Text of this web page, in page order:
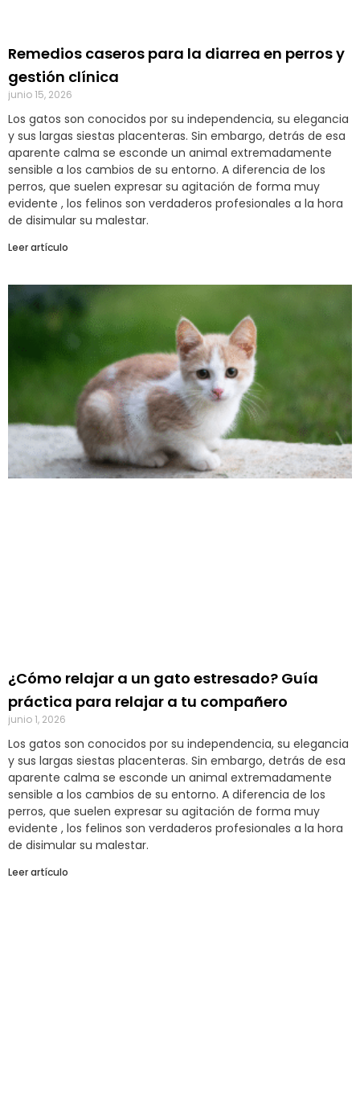
Remedios caseros para la diarrea en perros y
gestión clínica
junio 15, 2026
Los gatos son conocidos por su independencia, su elegancia
y sus largas siestas placenteras. Sin embargo, detrás de esa
aparente calma se esconde un animal extremadamente
sensible a los cambios de su entorno. A diferencia de los
perros, que suelen expresar su agitación de forma muy
evidente , los felinos son verdaderos profesionales a la hora
de disimular su malestar.
Leer artículo
¿Cómo relajar a un gato estresado? Guía
práctica para relajar a tu compañero
junio 1, 2026
Los gatos son conocidos por su independencia, su elegancia
y sus largas siestas placenteras. Sin embargo, detrás de esa
aparente calma se esconde un animal extremadamente
sensible a los cambios de su entorno. A diferencia de los
perros, que suelen expresar su agitación de forma muy
evidente , los felinos son verdaderos profesionales a la hora
de disimular su malestar.
Leer artículo